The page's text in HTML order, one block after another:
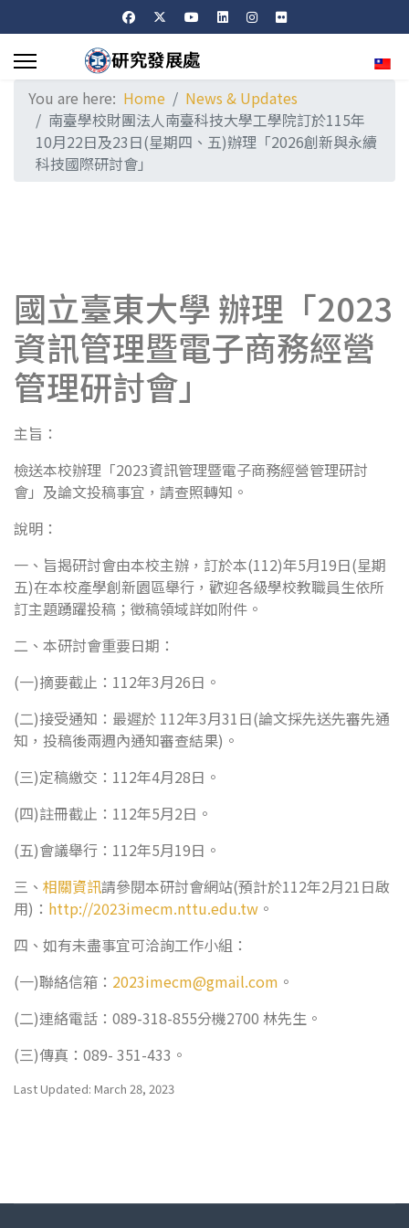
You are here: Home
News & Updates
南臺學校財團法人南臺科技大學工學院訂於115年
10月22日及23日(星期四、五)辦理「2026創新與永續
科技國際研討會」
國立臺東大學 辦理「2023
資訊管理暨電子商務經營
管理研討會」
主旨：
檢送本校辦理「2023資訊管理暨電子商務經營管理研討
會」及論文投稿事宜，請查照轉知。
說明：
一、旨揭研討會由本校主辦，訂於本(112)年5月19日(星期
五)在本校產學創新園區舉行，歡迎各級學校教職員生依所
訂主題踴躍投稿；徵稿領域詳如附件。
二、本研討會重要日期：
(一)摘要截止：112年3月26日。
(二)接受通知：最遲於 112年3月31日(論文採先送先審先通
知，投稿後兩週內通知審查結果)。
(三)定稿繳交：112年4月28日。
(四)註冊截止：112年5月2日。
(五)會議舉行：112年5月19日。
三、 相關資訊請參閱本研討會網站(預計於112年2月21日啟
用)： http://2023imecm.nttu.edu.tw 。
四、如有未盡事宜可洽詢工作小組：
(一)聯絡信箱： 2023imecm@gmail.com 。
(二)連絡電話：089-318-855分機2700 林先生。
(三)傳真：089- 351-433。
Last Updated: March 28, 2023